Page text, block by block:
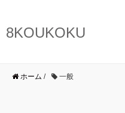
8KOUKOKU
ホーム / 一般